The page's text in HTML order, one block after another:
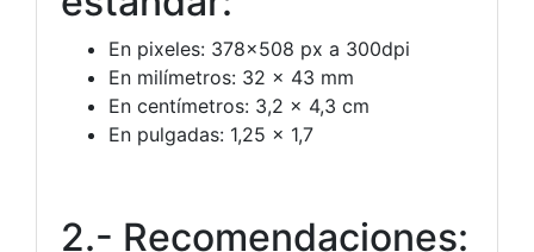
En pixeles: 378×508 px a 300dpi
En milímetros: 32 x 43 mm
En centímetros: 3,2 x 4,3 cm
En pulgadas: 1,25 x 1,7
2.- Recomendaciones: